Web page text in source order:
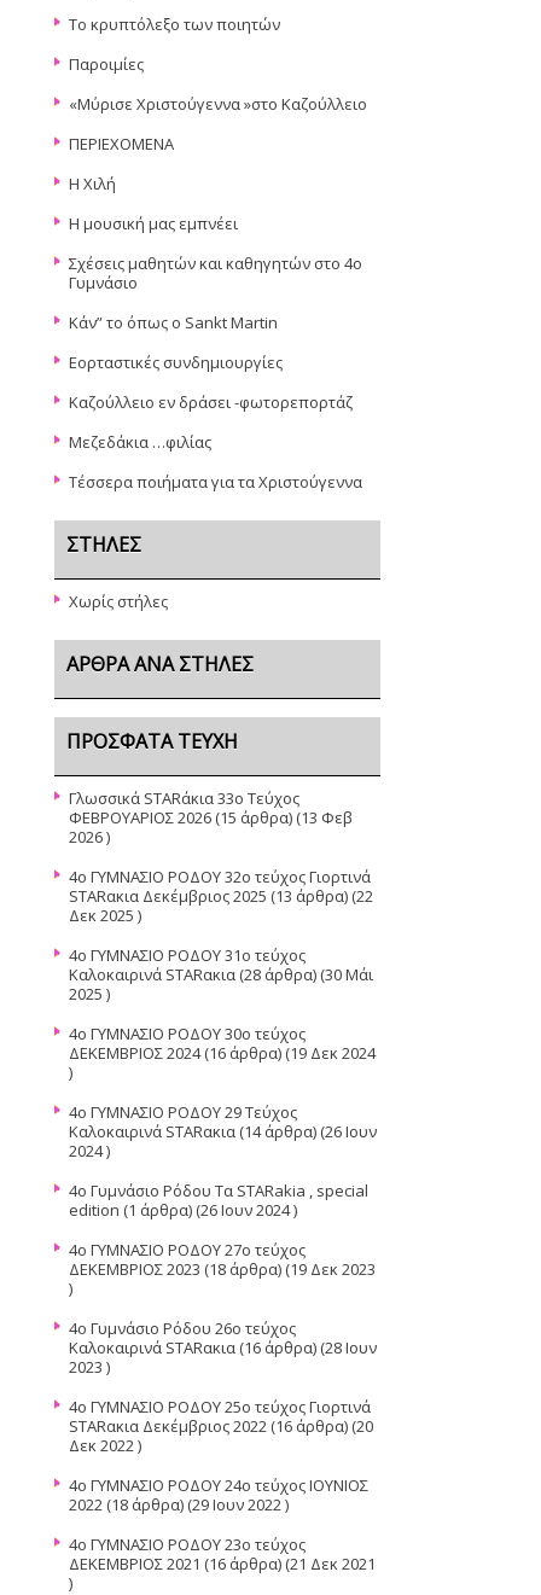
Το κρυπτόλεξο των ποιητών
Παροιμίες
«Μύρισε Χριστούγεννα »στο Καζούλλειο
ΠΕΡΙΕΧΟΜΕΝΑ
Η Χιλή
Η μουσική μας εμπνέει
Σχέσεις μαθητών και καθηγητών στο 4ο
Γυμνάσιο
Κάν” το όπως ο Sankt Martin
Εορταστικές συνδημιουργίες
Καζούλλειο εν δράσει -φωτορεπορτάζ
Μεζεδάκια …φιλίας
Τέσσερα ποιήματα για τα Χριστούγεννα
ΣΤΉΛΕΣ
Χωρίς στήλες
ΆΡΘΡΑ ΑΝΆ ΣΤΉΛΕΣ
ΠΡΌΣΦΑΤΑ ΤΕΎΧΗ
Γλωσσικά STARάκια 33o Τεύχος
ΦΕΒΡΟΥΑΡΙΟΣ 2026 (15 άρθρα) (13 Φεβ
2026 )
4ο ΓΥΜΝΑΣΙΟ ΡΟΔΟΥ 32ο τεύχος Γιορτινά
STARακια Δεκέμβριος 2025 (13 άρθρα) (22
Δεκ 2025 )
4ο ΓΥΜΝΑΣΙΟ ΡΟΔΟΥ 31ο τεύχος
Καλοκαιρινά STARακια (28 άρθρα) (30 Μάι
2025 )
4o ΓΥΜΝΑΣΙΟ ΡΟΔΟΥ 30ο τεύχος
ΔΕΚΕΜΒΡΙΟΣ 2024(16 άρθρα) (19 Δεκ 2024
)
4o ΓΥΜΝΑΣΙΟ ΡΟΔΟΥ 29 Τεύχος
Καλοκαιρινά STARακια (14 άρθρα) (26 Ιουν
2024 )
4ο Γυμνάσιο Ρόδου Τα STARakia , special
edition (1 άρθρα) (26 Ιουν 2024 )
4o ΓΥΜΝΑΣΙΟ ΡΟΔΟΥ 27ο τεύχος
ΔΕΚΕΜΒΡΙΟΣ 2023 (18 άρθρα) (19 Δεκ 2023
)
4o Γυμνάσιο Ρόδου 26ο τεύχος
Καλοκαιρινά STARακια (16 άρθρα) (28 Ιουν
2023 )
4o ΓΥΜΝΑΣΙΟ ΡΟΔΟΥ 25o τεύχος Γιορτινά
STARακια Δεκέμβριος 2022 (16 άρθρα) (20
Δεκ 2022 )
4o ΓΥΜΝΑΣΙΟ ΡΟΔΟΥ 24ο τεύχος ΙΟΥΝΙΟΣ
2022 (18 άρθρα) (29 Ιουν 2022 )
4o ΓΥΜΝΑΣΙΟ ΡΟΔΟΥ 23ο τεύχος
ΔΕΚΕΜΒΡΙΟΣ 2021 (16 άρθρα) (21 Δεκ 2021
)